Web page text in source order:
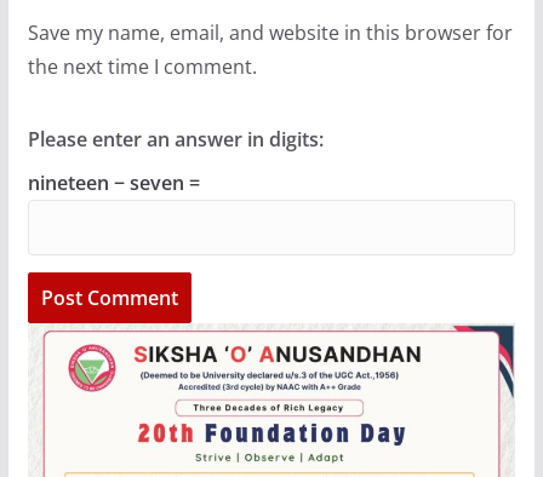
Save my name, email, and website in this browser for
the next time I comment.
Please enter an answer in digits:
nineteen − seven =